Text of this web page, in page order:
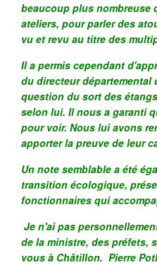
beaucoup plus nombreuse
ateliers, pour parler des
vu et revu au titre des
Il a permis cependant
du directeur départemental
question du sort des
selon lui. Il nous a garanti
pour voir. Nous lui avons
apporter la preuve de leur
Un note semblable a été
transition écologique,
fonctionnaires qui
Je n'ai pas
de la ministre, des préfets,
vous à Châtillon. Pierre